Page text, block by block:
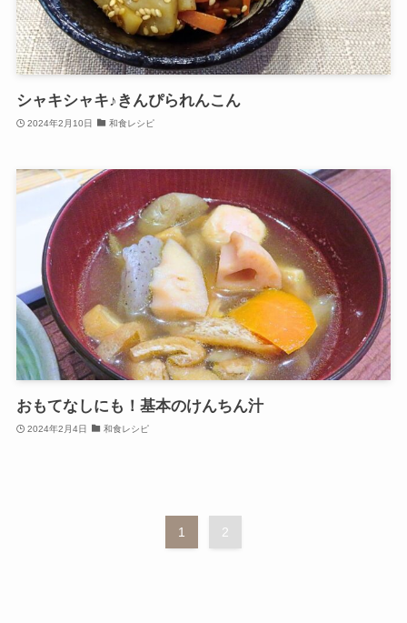
シャキシャキ♪きんぴられんこん
2024年2月10日 和食レシピ
おもてなしにも！基本のけんちん汁
2024年2月4日 和食レシピ
1 2